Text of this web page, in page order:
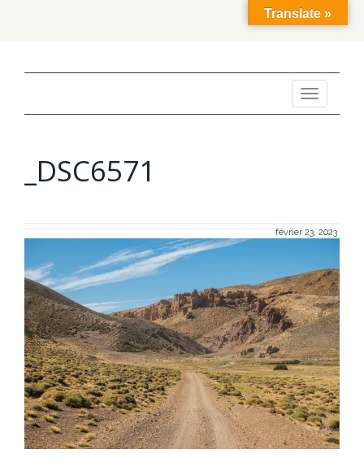
Toggle
navigation
_DSC6571
février 23, 2023
Translate »